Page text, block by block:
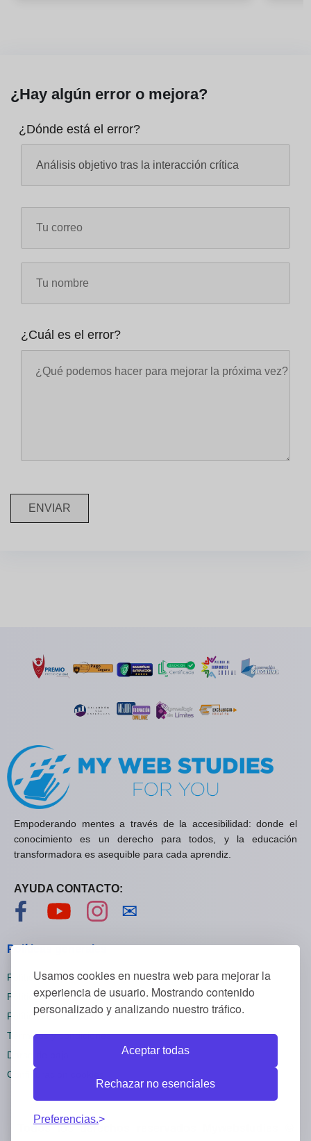
Usamos cookies en nuestra web para mejorar la
experiencia de usuario. Mostrando contenido
personalizado y analizando nuestro tráfico.
Aceptar todas
Rechazar no esenciales
Preferencias.
¿Hay algún error o mejora?
¿Dónde está el error?
¿Cuál es el error?
ENVIAR
Empoderando mentes a través de la accesibilidad: donde el
conocimiento es un derecho para todos, y la educación
transformadora es asequible para cada aprendiz.
AYUDA CONTACTO:
Visítanos en Facebook
Visítanos en YouTube
Visítanos en Instagram
✉
Políticas generales
Políticas de privacidad
Políticas de cookies
Políticas de reembolsos
Términos y condiciones
Darse de baja
Configuración cookies
Todos los derechos reservados Mywebstudies ©